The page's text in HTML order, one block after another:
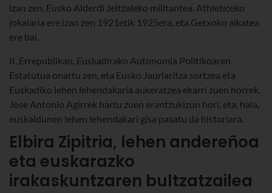
izan zen, Eusko Alderdi Jeltzaleko militantea. Athleticeko
jokalaria ere izan zen 1921etik 1925era, eta Getxoko alkatea
ere bai.
II. Errepublikan, Euskadirako Autonomia Politikoaren
Estatutua onartu zen, eta Eusko Jaurlaritza sortzea eta
Euskadiko lehen lehendakaria aukeratzea ekarri zuen horrek.
Jose Antonio Agirrek hartu zuen erantzukizun hori, eta, hala,
euskaldunen lehen lehendakari gisa pasatu da historiara.
Elbira Zipitria, lehen andereñoa
eta euskarazko
irakaskuntzaren bultzatzailea